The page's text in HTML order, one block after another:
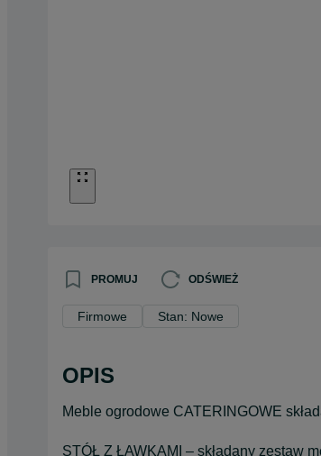
PROMUJ ODŚWIEŻ
Firmowe Stan: Nowe
OPIS
Meble ogrodowe CATERINGOWE
STÓŁ Z ŁAWKAMI – składany zestaw